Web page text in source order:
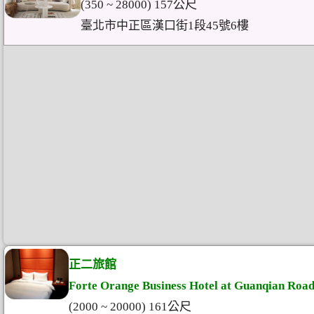
(350 ~ 28000) 157公尺
臺北市中正區漢口街1段45號6樓
正二旅館
Forte Orange Business Hotel at Guanqian
(2000 ~ 20000) 161公尺